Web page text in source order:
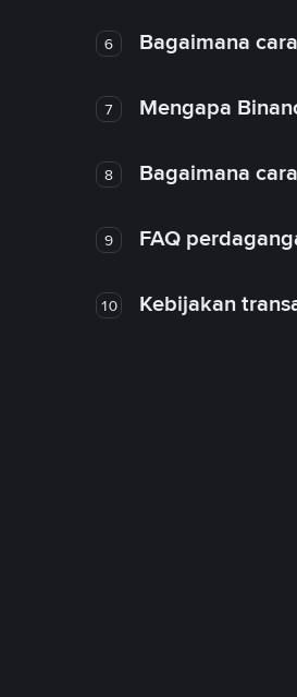
6 Bagaimana
7 Mengapa
8 Bagaimana
9 FAQ
10 Kebijakan